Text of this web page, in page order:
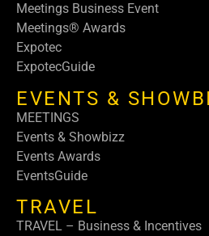
Meetings Business Event
Meetings® Awards
Expotec
ExpotecGuide
EVENTS &
MEETINGS
Events & Showbizz
Events Awards
EventsGuide
TRAVEL
TRAVEL – Business & Incentives